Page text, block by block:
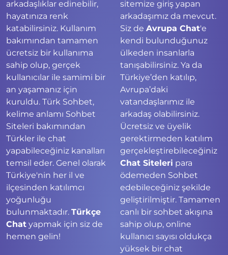
arkadaşlıklar edinebilir,
hayatınıza renk
katabilirsiniz. Kullanım
bakımından tamamen
ücretsiz bir kullanıma
sahip olup, gerçek
kullanıcılar ile samimi bir
an yaşamanız için
kuruldu. Türk Sohbet,
kelime anlamı Sohbet
Siteleri bakımından
Türkler ile chat
yapabileceğiniz kanalları
temsil eder. Genel olarak
Türkiye'nin her il ve
ilçesinden katılımcı
yoğunluğu
bulunmaktadır. Türkçe
Chat yapmak için siz de
hemen gelin!
sitemize giriş yapan
arkadaşımız da mevcut.
Siz de Avrupa Chat'e
kendi bulunduğunuz
ülkeden insanlarla
tanışabilirsiniz. Ya da
Türkiye’den katılıp,
Avrupa’daki
vatandaşlarımız ile
arkadaş olabilirsiniz.
Ücretsiz ve üyelik
gerektirmeden katılım
gerçekleştirebileceğiniz
Chat Siteleri para
ödemeden Sohbet
edebileceğiniz şekilde
geliştirilmiştir. Tamamen
canlı bir sohbet akışına
sahip olup, online
kullanıcı sayısı oldukça
yüksek bir chat